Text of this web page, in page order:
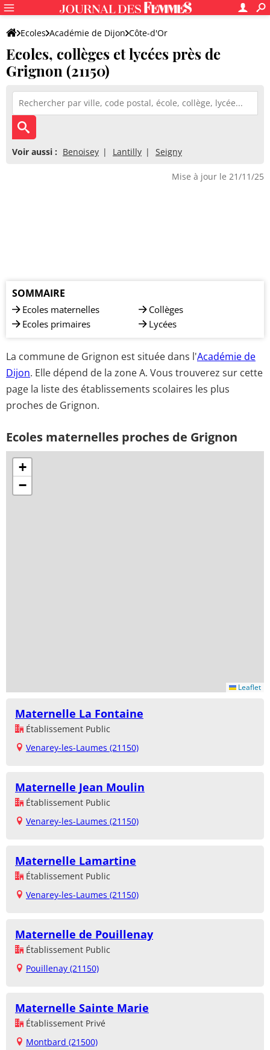
Ecoles Académie de Dijon Côte-d'Or
Ecoles, collèges et lycées près de
Grignon (21150)
Voir aussi : Benoisey Lantilly Seigny
Mise à jour le 21/11/25
SOMMAIRE
Ecoles maternelles
Ecoles primaires
Collèges
Lycées
La commune de Grignon est située dans l'Académie de
Dijon. Elle dépend de la zone A. Vous trouverez sur cette
page la liste des établissements scolaires les plus
proches de Grignon.
Ecoles maternelles proches de Grignon
+
−
Leaflet
Maternelle La Fontaine
Établissement Public
Venarey-les-Laumes (21150)
Maternelle Jean Moulin
Établissement Public
Venarey-les-Laumes (21150)
Maternelle Lamartine
Établissement Public
Venarey-les-Laumes (21150)
Maternelle de Pouillenay
Établissement Public
Pouillenay (21150)
Maternelle Sainte Marie
Établissement Privé
Montbard (21500)